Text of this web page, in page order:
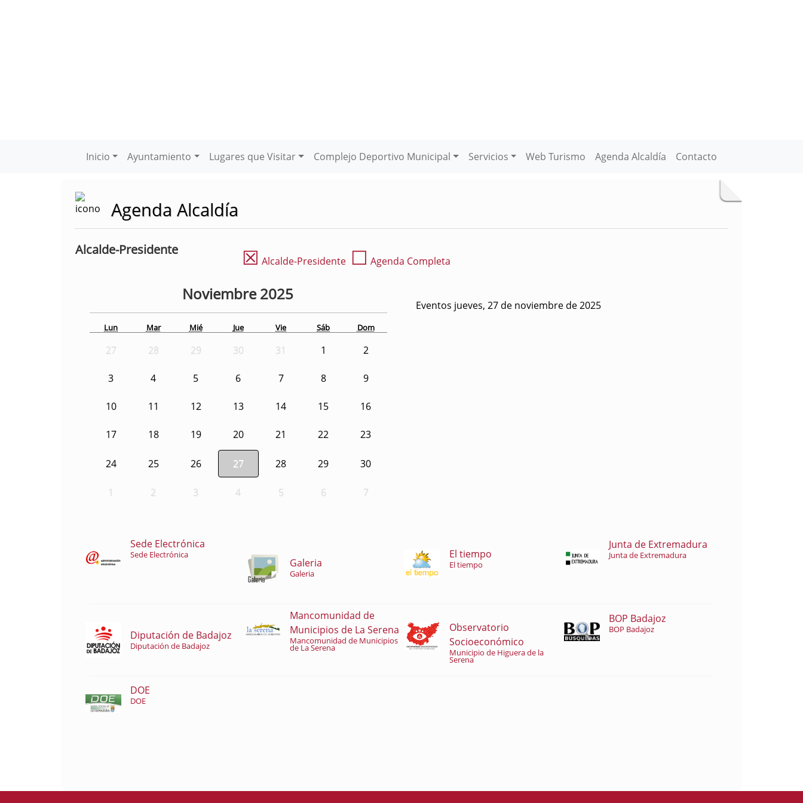
Inicio Ayuntamiento Lugares que Visitar Complejo Deportivo Municipal Servicios Web Turismo Agenda Alcaldía Contacto
Agenda Alcaldía
Alcalde-Presidente ☒ Alcalde-Presidente ☐ Agenda Completa
Noviembre2025
Lun Mar Mié Jue Vie Sáb Dom
27 28 29 30 31 1 2
3 4 5 6 7 8 9
10 11 12 13 14 15 16
17 18 19 20 21 22 23
24 25 26 27 28 29 30
1 2 3 4 5 6 7
Eventos jueves, 27 de noviembre de 2025
Sede Electrónica
Sede Electrónica
Galeria
Galeria
El tiempo
El tiempo
Junta de Extremadura
Junta de Extremadura
Diputación de Badajoz
Diputación de Badajoz
Mancomunidad de
Municipios de La Serena
Mancomunidad de Municipios
de La Serena
Observatorio
Socioeconómico
Municipio de Higuera de la
Serena
BOP Badajoz
BOP Badajoz
DOE
DOE